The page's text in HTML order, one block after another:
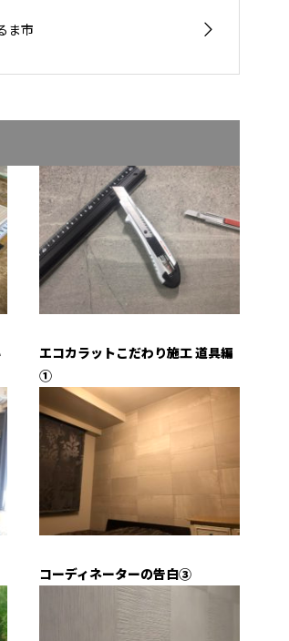
ま市
エコカラットこだわり施工 道具編
①
コーディネーターの告白③